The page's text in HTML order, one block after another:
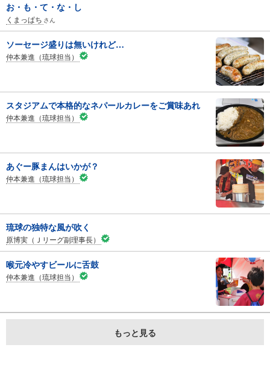
お・も・て・な・し
くまっぱち さん
ソーセージ盛りは無いけれど…
仲本兼進（琉球担当）
スタジアムで本格的なネパールカレーをご賞味あれ
仲本兼進（琉球担当）
あぐー豚まんはいかが？
仲本兼進（琉球担当）
琉球の独特な風が吹く
原博実（Ｊリーグ副理事長）
喉元冷やすビールに舌鼓
仲本兼進（琉球担当）
もっと見る